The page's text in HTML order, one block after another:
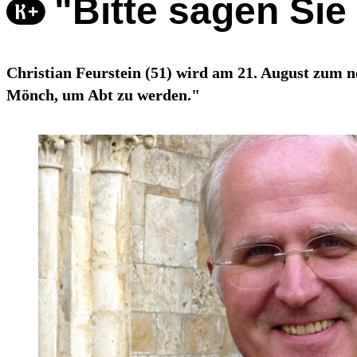
"Bitte sagen
Christian Feurstein (51) wird am 21. August zum
Mönch, um Abt zu werden."